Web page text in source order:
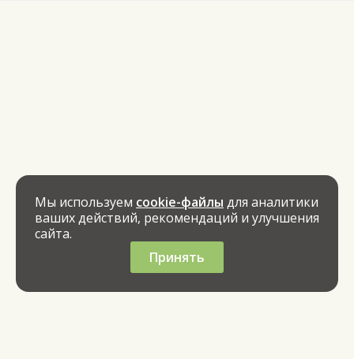
Мы используем cookie-файлы для аналитики
ваших действий, рекомендаций и улучшения
сайта.
Принять